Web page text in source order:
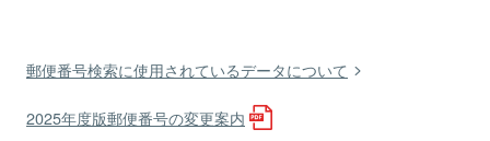
郵便番号検索に使用されているデータについて
2025年度版郵便番号の変更案内